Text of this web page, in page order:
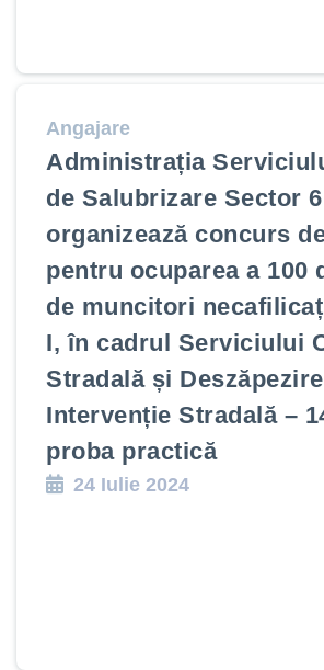
Angajare
Administrația
de Salubrizare Sector 6
organizează concurs
pentru ocuparea a 100
de muncitori
I, în cadrul Serviciului
Stradală și
Intervenție Stradală –
proba practică
24 Iulie 2024